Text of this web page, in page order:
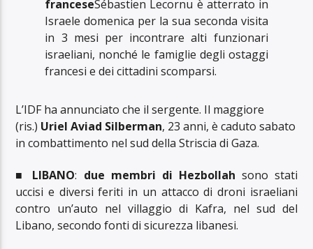
franceseSébastien Lecornu è atterrato in
Israele domenica per la sua seconda visita
in 3 mesi per incontrare alti funzionari
israeliani, nonché le famiglie degli ostaggi
francesi e dei cittadini scomparsi.
L’IDF ha annunciato che il sergente. Il maggiore
(ris.) Uriel Aviad Silberman, 23 anni, è caduto sabato
in combattimento nel sud della Striscia di Gaza.
■ LIBANO: due membri di Hezbollah sono stati
uccisi e diversi feriti in un attacco di droni israeliani
contro un’auto nel villaggio di Kafra, nel sud del
Libano, secondo fonti di sicurezza libanesi.